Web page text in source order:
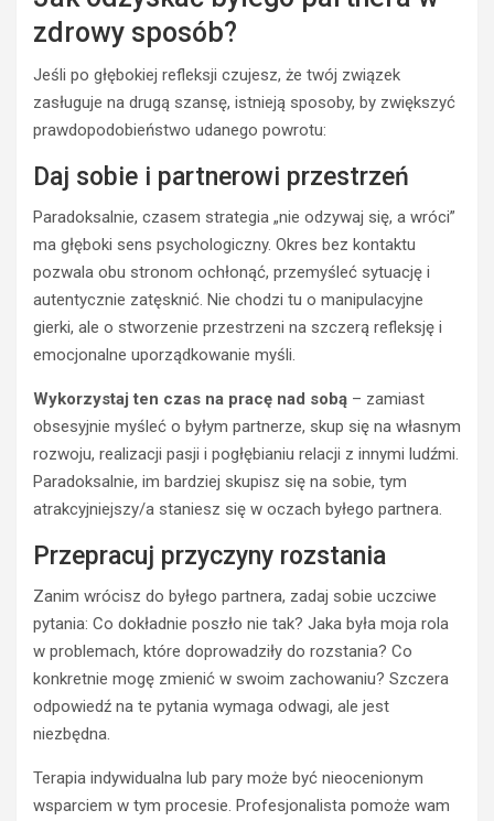
zdrowy sposób?
Jeśli po głębokiej refleksji czujesz, że twój związek
zasługuje na drugą szansę, istnieją sposoby, by zwiększyć
prawdopodobieństwo udanego powrotu:
Daj sobie i partnerowi przestrzeń
Paradoksalnie, czasem strategia „nie odzywaj się, a wróci”
ma głęboki sens psychologiczny. Okres bez kontaktu
pozwala obu stronom ochłonąć, przemyśleć sytuację i
autentycznie zatęsknić. Nie chodzi tu o manipulacyjne
gierki, ale o stworzenie przestrzeni na szczerą refleksję i
emocjonalne uporządkowanie myśli.
Wykorzystaj ten czas na pracę nad sobą – zamiast
obsesyjnie myśleć o byłym partnerze, skup się na własnym
rozwoju, realizacji pasji i pogłębianiu relacji z innymi ludźmi.
Paradoksalnie, im bardziej skupisz się na sobie, tym
atrakcyjniejszy/a staniesz się w oczach byłego partnera.
Przepracuj przyczyny rozstania
Zanim wrócisz do byłego partnera, zadaj sobie uczciwe
pytania: Co dokładnie poszło nie tak? Jaka była moja rola
w problemach, które doprowadziły do rozstania? Co
konkretnie mogę zmienić w swoim zachowaniu? Szczera
odpowiedź na te pytania wymaga odwagi, ale jest
niezbędna.
Terapia indywidualna lub pary może być nieocenionym
wsparciem w tym procesie. Profesjonalista pomoże wam